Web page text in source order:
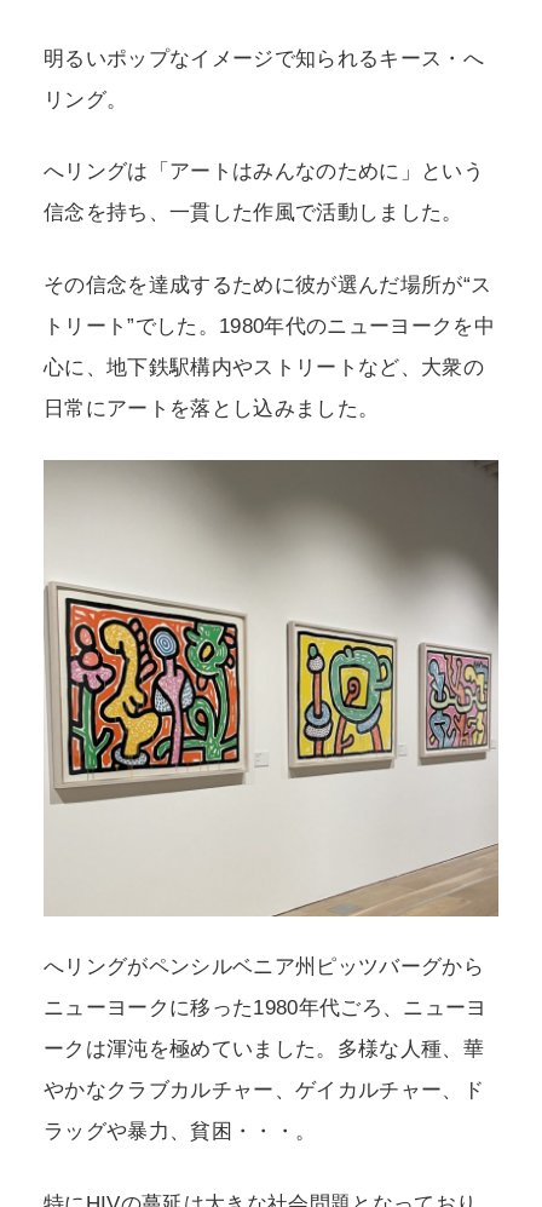
明るいポップなイメージで知られるキース・へ
リング。
へリングは「アートはみんなのために」という
信念を持ち、一貫した作風で活動しました。
その信念を達成するために彼が選んだ場所が“ス
トリート”でした。1980年代のニューヨークを中
心に、地下鉄駅構内やストリートなど、大衆の
日常にアートを落とし込みました。
へリングがペンシルベニア州ピッツバーグから
ニューヨークに移った1980年代ごろ、ニューヨ
ークは渾沌を極めていました。多様な人種、華
やかなクラブカルチャー、ゲイカルチャー、ド
ラッグや暴力、貧困・・・。